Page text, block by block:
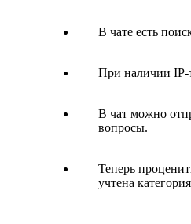
В чате есть
При наличии IP-
В чат можно
вопросы.
Теперь
учтена